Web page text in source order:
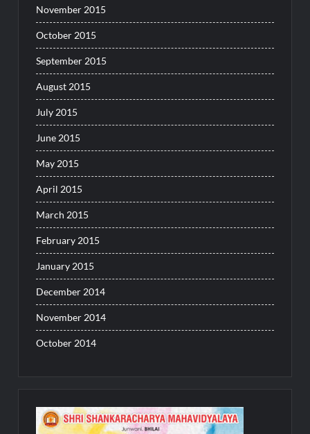
November 2015
October 2015
September 2015
August 2015
July 2015
June 2015
May 2015
April 2015
March 2015
February 2015
January 2015
December 2014
November 2014
October 2014